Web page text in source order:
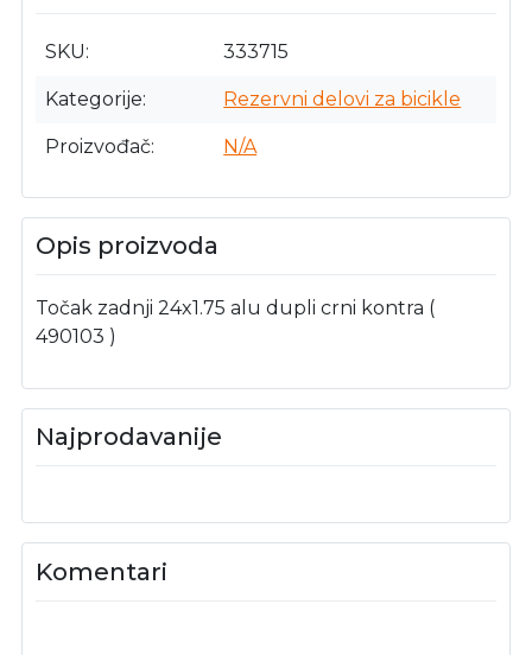
SKU 333715
Kategorije Rezervni delovi za bicikle
Proizvođač N/A
Opis proizvoda
Točak zadnji 24x1.75 alu dupli crni kontra (
490103 )
Najprodavanije
Komentari